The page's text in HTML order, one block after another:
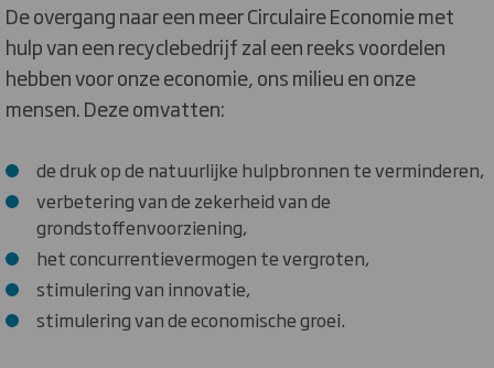
De overgang naar een meer Circulaire Economie met
hulp van een recyclebedrijf zal een reeks voordelen
hebben voor onze economie, ons milieu en onze
mensen. Deze omvatten:
de druk op de natuurlijke hulpbronnen te verminderen,
verbetering van de zekerheid van de
grondstoffenvoorziening,
het concurrentievermogen te vergroten,
stimulering van innovatie,
stimulering van de economische groei.